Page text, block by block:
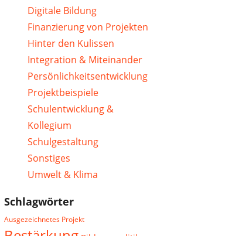
Digitale Bildung
Finanzierung von Projekten
Hinter den Kulissen
Integration & Miteinander
Persönlichkeitsentwicklung
Projektbeispiele
Schulentwicklung &
Kollegium
Schulgestaltung
Sonstiges
Umwelt & Klima
Schlagwörter
Ausgezeichnetes Projekt